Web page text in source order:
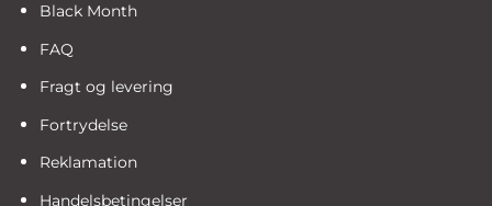
Black Month
FAQ
Fragt og levering
Fortrydelse
Reklamation
Handelsbetingelser